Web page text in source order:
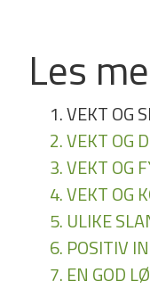
Les
1. VEKT OG
2. VEKT OG
3. VEKT OG
4. VEKT OG
5. ULIKE
6. POSITIV
7. EN GOD